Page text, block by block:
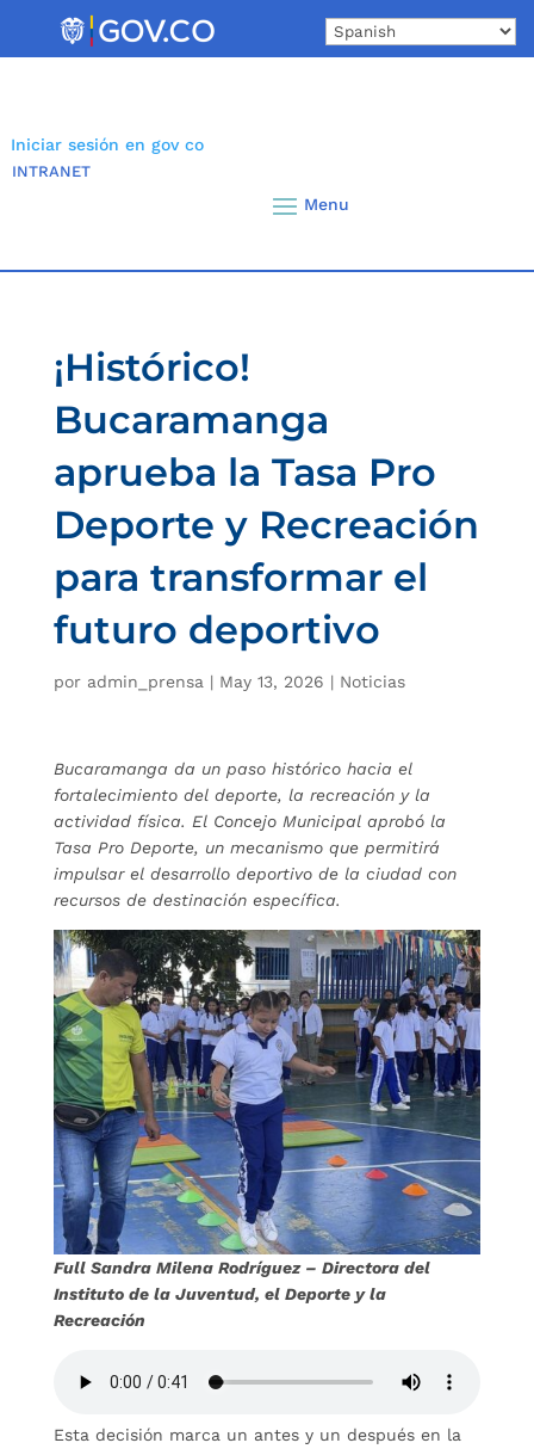
Iniciar sesión en gov co
INTRANET
¡Histórico!
Bucaramanga
aprueba la Tasa Pro
Deporte y Recreación
para transformar el
futuro deportivo
por admin_prensa | May 13, 2026 | Noticias
Bucaramanga da un paso histórico hacia el
fortalecimiento del deporte, la recreación y la
actividad física. El Concejo Municipal aprobó la
Tasa Pro Deporte, un mecanismo que permitirá
impulsar el desarrollo deportivo de la ciudad con
recursos de destinación específica.
Full Sandra Milena Rodríguez – Directora del
Instituto de la Juventud, el Deporte y la
Recreación
Esta decisión marca un antes y un después en la